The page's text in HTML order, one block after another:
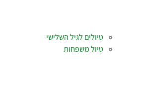
טיולים לגיל השלישי
טיול משפחות